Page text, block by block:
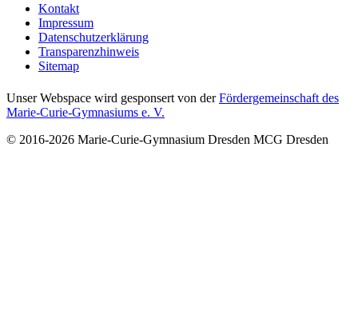
Kontakt
Impressum
Datenschutzerklärung
Transparenzhinweis
Sitemap
Unser Webspace wird gesponsert von derFördergemeinschaft des
Marie-Curie-Gymnasiums e. V.
© 2016-2026 Marie-Curie-Gymnasium Dresden MCG Dresden